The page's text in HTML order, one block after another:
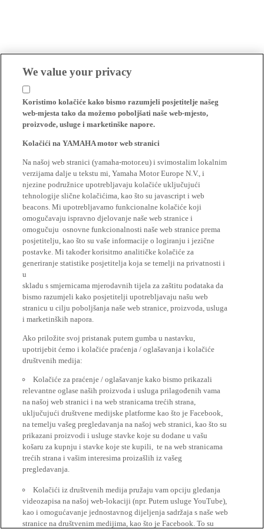
We value your privacy
Koristimo kolačiće kako bismo razumjeli posjetitelje našeg
web-mjesta tako da možemo poboljšati naše web-mjesto,
proizvode, usluge i marketinške napore.
Kolačići na YAMAHA motor web stranici
Na našoj web stranici (yamaha-motor.eu) i svimostalim lokalnim
verzijama dalje u tekstu mi, Yamaha Motor Europe N.V., i
njezine podružnice upotrebljavaju kolačiće uključujući
tehnologije slične kolačićima, kao što su javascript i web
beacons. Mi upotrebljavamo funkcionalne kolačiće koji
omogučavaju ispravno djelovanje naše web stranice i
omogučuju osnovne funkcionalnosti naše web stranice prema
posjetitelju, kao što su vaše informacije o logiranju i jezične
postavke. Mi također korisitmo analitičke kolačiće za
generiranje statistike posjetitelja koja se temelji na privatnosti i
u
skladu s smjernicama mjerodavnih tijela za zaštitu podataka da
bismo razumjeli kako posjetitelji upotrebljavaju našu web
stranicu u cilju poboljšanja naše web stranice, proizvoda, usluga
i marketinških napora.
Ako priložite svoj pristanak putem gumba u nastavku,
upotrijebit ćemo i kolačiće praćenja / oglašavanja i kolačiće
društvenih medija:
Kolačiće za praćenje / oglašavanje kako bismo prikazali
relevantne oglase naših proizvoda i usluga prilagođenih vama
na našoj web stranici i na web stranicama trećih strana,
uključujući društvene medijske platforme kao što je Facebook,
na temelju vašeg pregledavanja na našoj web stranici, kao što su
prikazani proizvodi i usluge stavke koje su dodane u vašu
košaru za kupnju i stavke koje ste kupili, te na web stranicama
trećih strana i vašim interesima proizašlih iz vašeg
pregledavanja.
Kolačići iz društvenih medija pružaju vam opciju gledanja
videozapisa na našoj web-lokaciji (npr. Putem usluge YouTube),
kao i omogućavanje jednostavnog dijeljenja sadržaja s naše web
stranice na društvenim medijima, kao što je Facebook. To su